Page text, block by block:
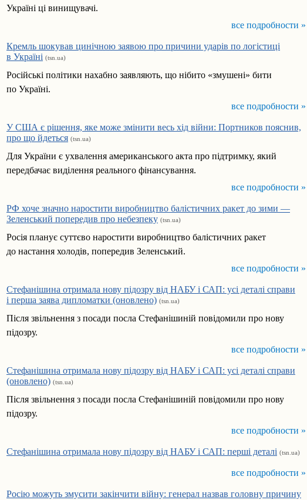
Україні ці винищувачі.
все подробности »
Кремль шокував цинічною заявою про причини ударів по логістиці
в Україні (tsn.ua)
Російські політики нахабно заявляють, що нібито «змушені» бити
по Україні.
все подробности »
У США є рішення, яке може змінити весь хід війни: Портников пояснив,
про що йдеться (tsn.ua)
Для України є ухвалення американського акта про підтримку, який
передбачає виділення реального фінансування.
все подробности »
РФ хоче значно наростити виробництво балістичних ракет до зими —
Зеленський попередив про небезпеку (tsn.ua)
Росія планує суттєво наростити виробництво балістичних ракет
до настання холодів, попередив Зеленський.
все подробности »
Стефанішина отримала нову підозру від НАБУ і САП: усі деталі справи
і перша заява дипломатки (оновлено) (tsn.ua)
Після звільнення з посади посла Стефанішиній повідомили про нову
підозру.
все подробности »
Стефанішина отримала нову підозру від НАБУ і САП: усі деталі справи
(оновлено) (tsn.ua)
Після звільнення з посади посла Стефанішиній повідомили про нову
підозру.
все подробности »
Стефанішина отримала нову підозру від НАБУ і САП: перші деталі (tsn.ua)
все подробности »
Росію можуть змусити закінчити війну: генерал назвав головну причину